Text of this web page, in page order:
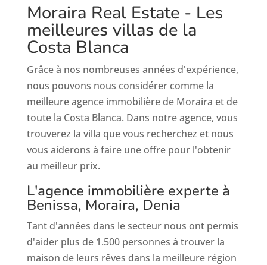
Moraira Real Estate - Les
meilleures villas de la
Costa Blanca
Grâce à nos nombreuses années d'expérience,
nous pouvons nous considérer comme la
meilleure agence immobilière de Moraira et de
toute la Costa Blanca. Dans notre agence, vous
trouverez la villa que vous recherchez et nous
vous aiderons à faire une offre pour l'obtenir
au meilleur prix.
L'agence immobilière experte à
Benissa, Moraira, Denia
Tant d'années dans le secteur nous ont permis
d'aider plus de 1.500 personnes à trouver la
maison de leurs rêves dans la meilleure région